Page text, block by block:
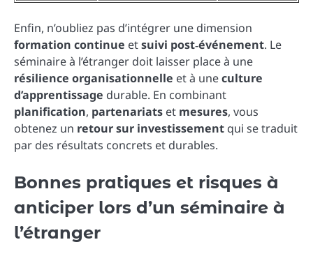
Enfin, n’oubliez pas d’intégrer une dimension
formation continue etsuivi post‑événement. Le
séminaire à l’étranger doit laisser place à une
résilience organisationnelle et à uneculture
d’apprentissage durable. En combinant
planification, partenariats et mesures, vous
obtenez un retour sur investissement qui se traduit
par des résultats concrets et durables.
Bonnes pratiques et risques à
anticiper lors d’un séminaire à
l’étranger